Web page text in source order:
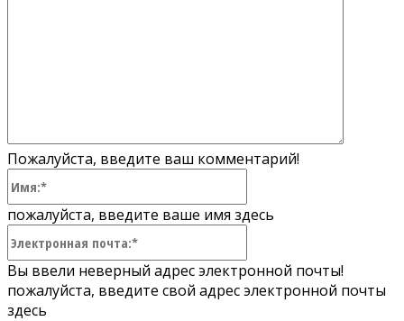
Пожалуйста, введите ваш комментарий!
пожалуйста, введите ваше имя здесь
Вы ввели неверный адрес электронной почты!
пожалуйста, введите свой адрес электронной почты
здесь